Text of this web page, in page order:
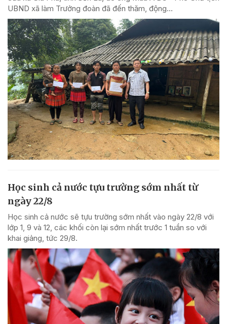
UBND xã làm Trưởng đoàn đã đến thăm, động...
Học sinh cả nước tựu trường sớm nhất từ
ngày 22/8
Học sinh cả nước sẽ tựu trường sớm nhất vào ngày 22/8 với
lớp 1, 9 và 12, các khối còn lại sớm nhất trước 1 tuần so với
khai giảng, tức 29/8.